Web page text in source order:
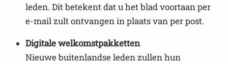
leden. Dit betekent dat u het blad voortaan per
e-mail zult ontvangen in plaats van per post.
Digitale welkomstpakketten
Nieuwe buitenlandse leden zullen hun